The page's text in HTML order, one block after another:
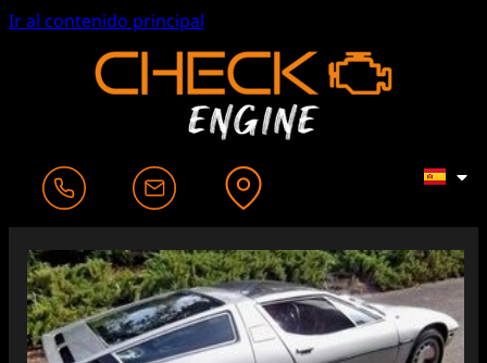
Ir al contenido principal